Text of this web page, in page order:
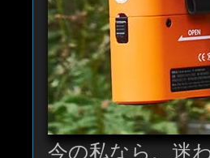
今の私なら、迷